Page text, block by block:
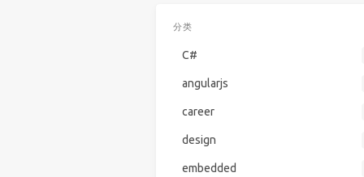
分类
C#
angularjs
career
design
embedded